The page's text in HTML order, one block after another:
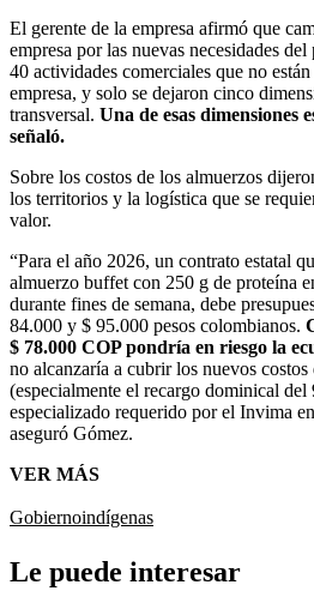
El gerente de la empresa afirmó que
empresa por las nuevas necesidades
40 actividades comerciales que no
empresa, y solo se dejaron cinco
transversal. Una de esas dimensiones
señaló.
Sobre los costos de los almuerzos
los territorios y la logística que se
valor.
“Para el año 2026, un contrato estatal
almuerzo buffet con 250 g de proteína
durante fines de semana, debe
84.000 y $ 95.000 pesos colombianos.
$ 78.000 COP pondría en riesgo la
no alcanzaría a cubrir los nuevos
(especialmente el recargo dominical
especializado requerido por el Invima
aseguró Gómez.
VER MÁS
Gobiernoindígenas
Le puede interesar